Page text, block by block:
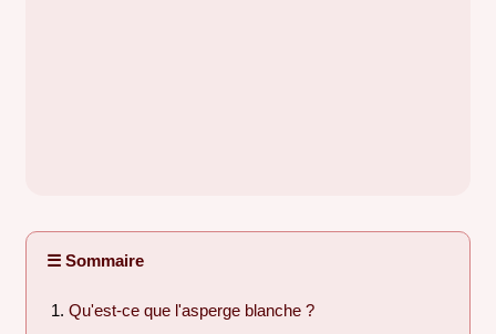
☰ Sommaire
Qu'est-ce que l'asperge blanche ?